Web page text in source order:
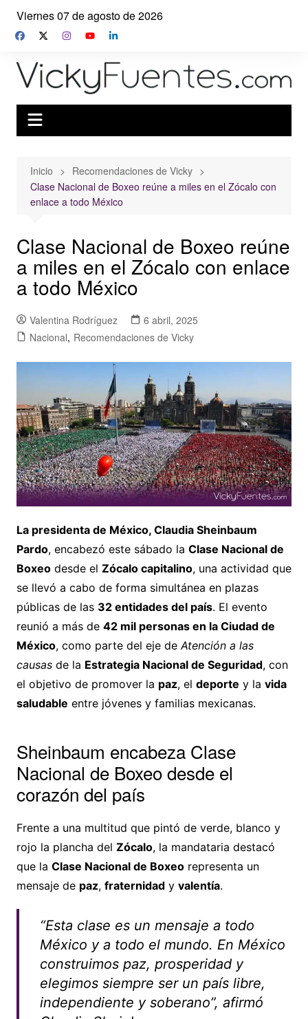
Saltar
contenido
Viernes 07 de agosto de 2026
Inicio
Recomendaciones de Vicky
Clase Nacional de Boxeo reúne a miles en el Zócalo con
enlace a todo México
Clase Nacional de Boxeo reúne
a miles en el Zócalo con enlace
a todo México
Valentina Rodríguez
6 abril, 2025
Nacional, Recomendaciones de Vicky
La presidenta de México, Claudia Sheinbaum
Pardo, encabezó este sábado la Clase Nacional de
Boxeodesde el Zócalo capitalino, una actividad que
se llevó a cabo de forma simultánea en plazas
públicas de las 32 entidades del país. El evento
reunió a más de 42 mil personas en la Ciudad de
México, como parte del eje deAtención a las
causasde la Estrategia Nacional de Seguridad, con
el objetivo de promover la paz, el deporte y la vida
saludable entre jóvenes y familias mexicanas.
Sheinbaum encabeza Clase
Nacional de Boxeo desde el
corazón del país
Frente a una multitud que pintó de verde, blanco y
rojo la plancha del Zócalo, la mandataria destacó
que la Clase Nacional de Boxeorepresenta un
mensaje de paz, fraternidady valentía.
“Esta clase es un mensaje a todo
México y a todo el mundo. En México
construimos paz, prosperidad y
elegimos siempre ser un país libre,
independiente y soberano”, afirmó